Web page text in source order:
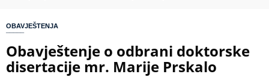
here
OBAVJEŠTENJA
Obavještenje o odbrani doktorske
disertacije mr. Marije Prskalo